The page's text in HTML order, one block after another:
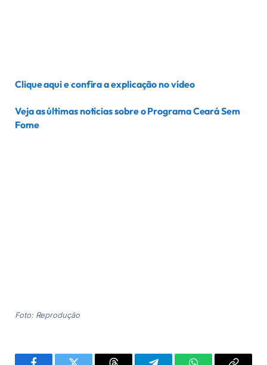
Clique aqui e confira a explicação no vídeo
Veja as últimas notícias sobre o Programa Ceará Sem
Fome
Foto: Reprodução